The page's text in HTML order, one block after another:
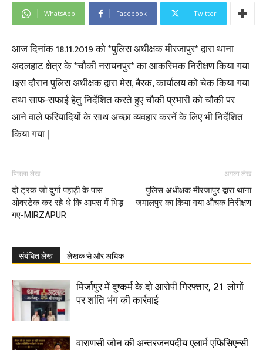
WhatsApp Facebook Twitter
आज दिनांक 18.11.2019 को *पुलिस अधीक्षक मीरजापुर* द्वारा थाना
अदलहाट क्षेत्र के *चौकी नरायनपुर* का आकस्मिक निरीक्षण किया गया
।इस दौरान पुलिस अधीक्षक द्वारा मेस, बैरक, कार्यालय को चेक किया गया
तथा साफ-सफाई हेतु निर्देशित करते हुए चौकी प्रभारी को चौकी पर
आने वाले फरियादियों के साथ अच्छा व्यवहार करनें के लिए भी निर्देशित
किया गया |
पिछला लेख
दो ट्रक जो दुर्गा पहाड़ी के पास
ओवरटेक कर रहे थे कि आपस में भिड़
गए-MIRZAPUR
अगला लेख
पुलिस अधीक्षक मीरजापुर द्वारा थाना
जमालपुर का किया गया औचक निरीक्षण
संबंधित लेख लेखक से और अधिक
मिर्जापुर में दुष्कर्म के दो आरोपी गिरफ्तार, 21 लोगों
पर शांति भंग की कार्रवाई
वाराणसी जोन की अन्तरजनपदीय एलार्म एफिसिएन्सी